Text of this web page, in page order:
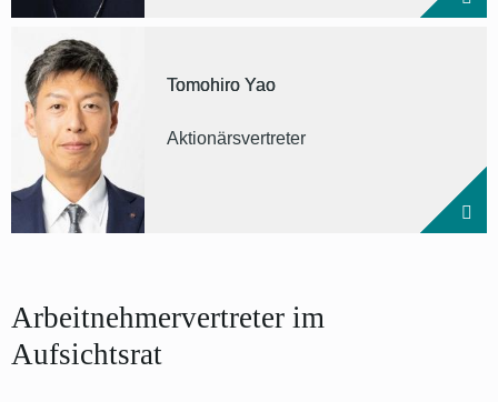
Tomohiro Yao
Aktionärsvertreter
Arbeitnehmervertreter im
Aufsichtsrat